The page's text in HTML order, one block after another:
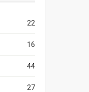
22
16
44
27